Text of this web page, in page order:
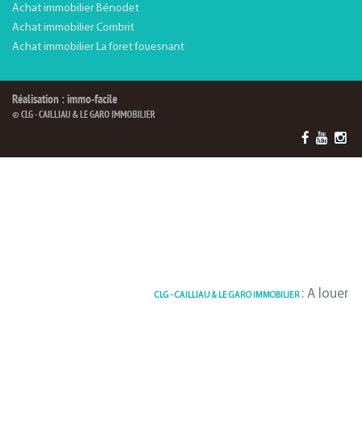
Achat immobilier Bénodet
Achat immobilier Combrit
Achat immobilier La foret fouesnant
Réalisation : immo-facile
© CLG - CAILLIAU & LE GARO IMMOBILIER
CLG - CAILLIAU & LE GARO IMMOBILIER: A louer